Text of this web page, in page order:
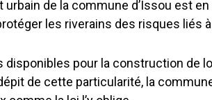
de la commune d’Issou est
les riverains des risques liés
pour la construction de
de cette particularité, la